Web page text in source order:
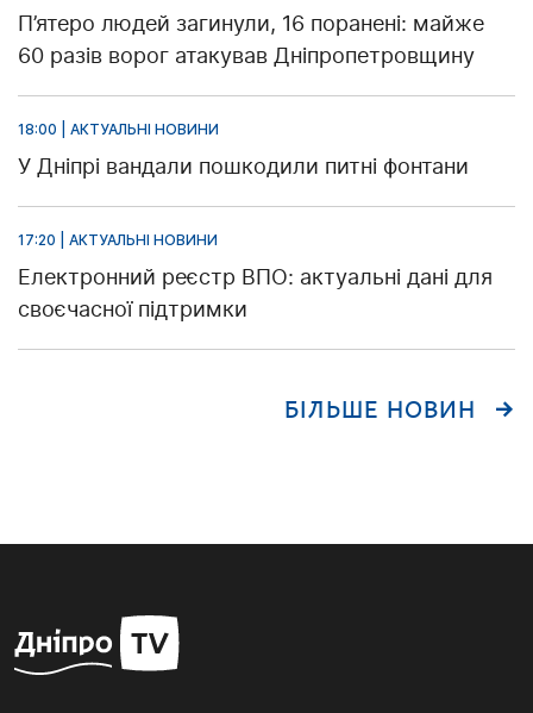
П’ятеро людей загинули, 16 поранені: майже
60 разів ворог атакував Дніпропетровщину
18:00 | АКТУАЛЬНІ НОВИНИ
У Дніпрі вандали пошкодили питні фонтани
17:20 | АКТУАЛЬНІ НОВИНИ
Електронний реєстр ВПО: актуальні дані для
своєчасної підтримки
БІЛЬШЕ НОВИН